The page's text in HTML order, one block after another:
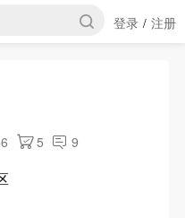
登录 / 注册
5 9